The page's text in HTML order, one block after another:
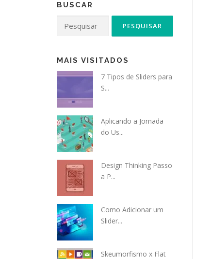
BUSCAR
por:
MAIS VISITADOS
7 Tipos de Sliders para
S...
Aplicando a Jornada
do Us...
Design Thinking Passo
a P...
Como Adicionar um
Slider...
Skeumorfismo x Flat